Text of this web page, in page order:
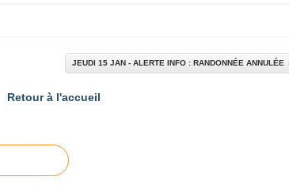
JEUDI 15 JAN - ALERTE INFO : RANDONNÉE ANNULÉE
Retour à l'accueil